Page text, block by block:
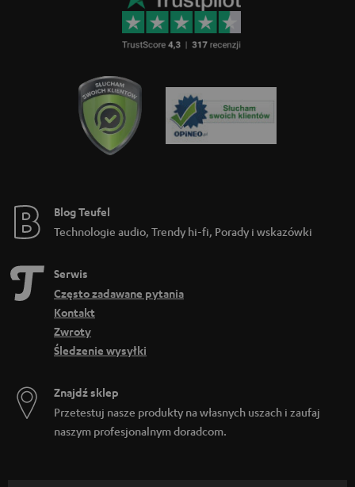
Blog Teufel
Technologie audio, Trendy hi-fi, Porady i wskazówki
Serwis
Często zadawane pytania
Kontakt
Zwroty
Śledzenie wysyłki
Znajdź sklep
Przetestuj nasze produkty na własnych uszach i zaufaj
naszym profesjonalnym doradcom.